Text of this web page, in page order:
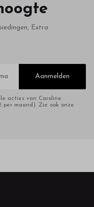
Extra
Aanmelden
acties van Caroline
per maand). Zie ook onze